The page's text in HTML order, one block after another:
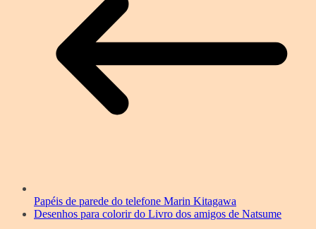
Papéis de parede do telefone Marin Kitagawa
Desenhos para colorir do Livro dos amigos de Natsume